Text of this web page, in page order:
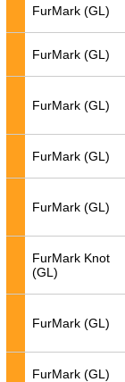
FurMark (GL)
FurMark (GL)
FurMark (GL)
FurMark (GL)
FurMark (GL)
FurMark Knot
(GL)
FurMark (GL)
FurMark (GL)